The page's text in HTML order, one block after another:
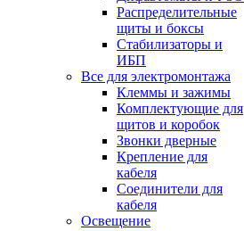
Распределительные
щиты и боксы
Стабилизаторы и
ИБП
Все для электромонтажа
Клеммы и зажимы
Комплектующие для
щитов и коробок
Звонки дверные
Крепление для
кабеля
Соединители для
кабеля
Освещение